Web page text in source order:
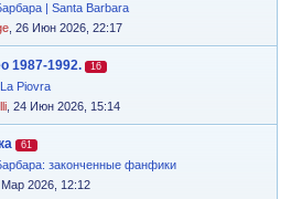
| Santa Barbara
, 26 Июн 2026, 22:17
1987-1992. 16
Piovra
, 24 Июн 2026, 15:14
61
законченные фанфики
Мар 2026, 12:12